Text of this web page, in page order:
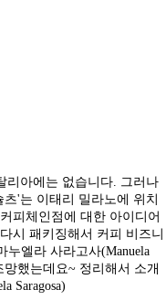
리아에는 없습니다. 그러나
'는 이태리 밀라노에 위치
피체인점에 대한 아이디어
시 패키징해서 커피 비즈니
엘라 사라고사(Manuela
망했는데요~ 정리해서 소개
Saragosa)